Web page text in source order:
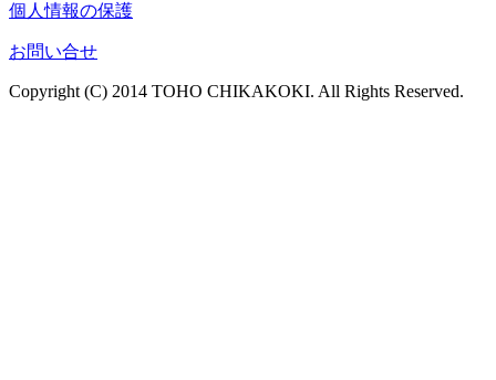
個人情報の保護
お問い合せ
Copyright (C) 2014 TOHO CHIKAKOKI. All Rights Reserved.